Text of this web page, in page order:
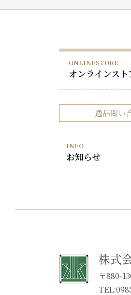
ONLINESTORE
オンラインスト
逸品問い
INFO
お知らせ
株式
〒880-